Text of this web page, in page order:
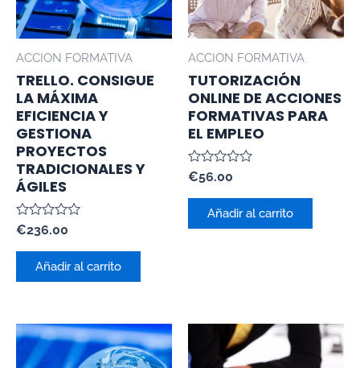
ACCION FORMATIVA
TRELLO. CONSIGUE
LA MÁXIMA
EFICIENCIA Y
GESTIONA
PROYECTOS
TRADICIONALES Y
ÁGILES
Valorado
0
€236.00
Añadir al carrito
ACCION FORMATIVA
TUTORIZACIÓN
ONLINE DE ACCIONES
FORMATIVAS PARA
EL EMPLEO
Valorado
con
0
€56.00
Añadir al carrito